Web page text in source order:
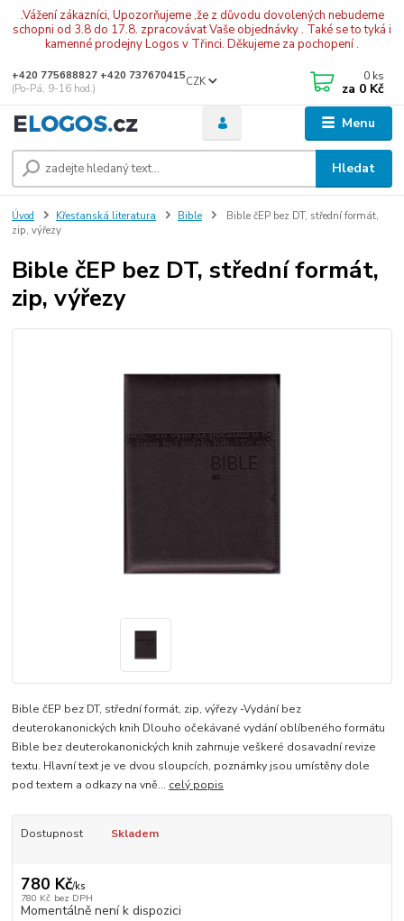
.Vážení zákazníci, Upozorňujeme ,že z důvodu dovolených nebudeme
schopni od 3.8 do 17.8. zpracovávat Vaše objednávky . Také se to tyká i
kamenné prodejny Logos v Třinci. Děkujeme za pochopení .
Menu
CZK
Hledat
+420 775688827 +420 737670415
(Po-Pá, 9-16 hod.)
0 ks
za 0 Kč
Úvod Křesťanská literatura Bible
Bible čEP bez DT, střední formát,
zip, výřezy
Bible čEP bez DT, střední formát,
zip, výřezy
Bible čEP bez DT, střední formát, zip, výřezy -Vydání bez
deuterokanonických knih Dlouho očekávané vydání oblíbeného formátu
Bible bez deuterokanonických knih zahrnuje veškeré dosavadní revize
textu. Hlavní text je ve dvou sloupcích, poznámky jsou umístěny dole
pod textem a odkazy na vně... celý popis
Dostupnost Skladem
780 Kč/ks
780 Kč bez DPH
Momentálně není k dispozici